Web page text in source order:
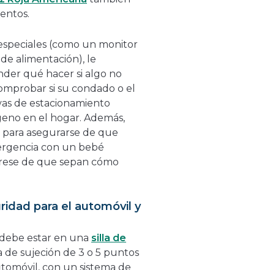
(como un monitor
alimentación), le
qué hacer si algo no
si su condado o el
de estacionamiento
en el hogar. Además,
asegurarse de que
con un bebé
de que sepan cómo
para el automóvil y
estar en una silla de
de sujeción de 3 o 5 puntos
con un sistema de